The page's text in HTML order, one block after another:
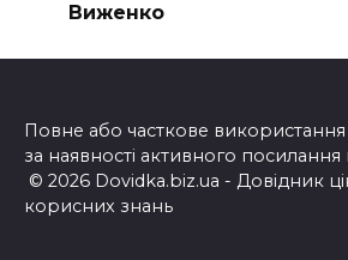
Виженко
Повне або часткове використання
за наявності активного посилання
© 2026 Dovidka.biz.ua - Довідник
корисних знань